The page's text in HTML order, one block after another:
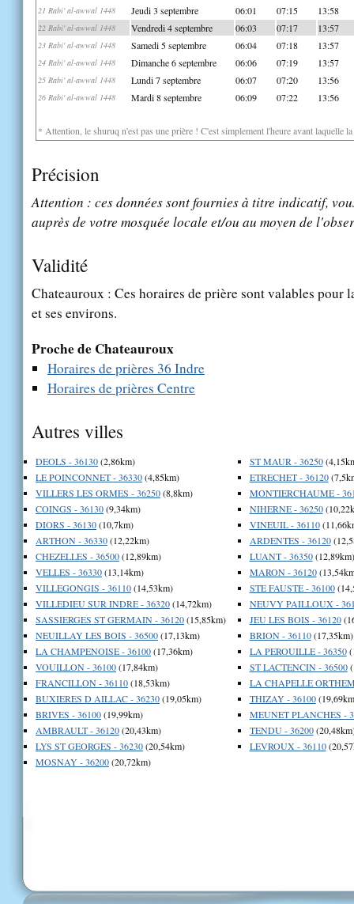
21 Rabi' al-awwal 1448 Jeudi 3 septembre 06:01 07:15 13:58
22 Rabi' al-awwal 1448 Vendredi 4 septembre 06:03 07:17 13:57
23 Rabi' al-awwal 1448 Samedi 5 septembre 06:04 07:18 13:57
24 Rabi' al-awwal 1448 Dimanche 6 septembre 06:06 07:19 13:57
25 Rabi' al-awwal 1448 Lundi 7 septembre 06:07 07:20 13:56
26 Rabi' al-awwal 1448 Mardi 8 septembre 06:09 07:22 13:56
* Attention, le shuruq n'est pas une prière ! C'est simplement l'heure avant laquelle
Précision
Attention : ces données sont fournies à titre indicatif,
auprès de votre mosquée locale et/ou au moyen de
Validité
Chateauroux : Ces horaires de prière sont valables pour
et ses environs.
Proche de Chateauroux
Horaires de prières 36 Indre
Horaires de prières Centre
Autres villes
DEOLS - 36130(2,86km)
LE POINCONNET - 36330(4,85km)
VILLERS LES ORMES - 36250(8,8km)
COINGS - 36130(9,34km)
DIORS - 36130(10,7km)
ARTHON - 36330(12,22km)
CHEZELLES - 36500(12,89km)
VELLES - 36330(13,14km)
VILLEGONGIS - 36110(14,53km)
VILLEDIEU SUR INDRE - 36320(14,72km)
SASSIERGES ST GERMAIN - 36120(15,85km)
NEUILLAY LES BOIS - 36500(17,13km)
LA CHAMPENOISE - 36100(17,36km)
VOUILLON - 36100(17,84km)
FRANCILLON - 36110(18,53km)
BUXIERES D AILLAC - 36230(19,05km)
BRIVES - 36100(19,99km)
AMBRAULT - 36120(20,43km)
LYS ST GEORGES - 36230(20,54km)
MOSNAY - 36200(20,72km)
ST MAUR - 36250
ETRECHET - 36120
MONTIERCHAUME -
NIHERNE - 36250
VINEUIL - 36110
ARDENTES - 36120
LUANT - 36350(12,89km)
MARON - 36120
STE FAUSTE - 36100
NEUVY PAILLOUX -
JEU LES BOIS - 36120
BRION - 36110(17,35km)
LA PEROUILLE - 36350
ST LACTENCIN - 36500
LA CHAPELLE
THIZAY - 36100
MEUNET PLANCHES -
TENDU - 36200
LEVROUX - 36110